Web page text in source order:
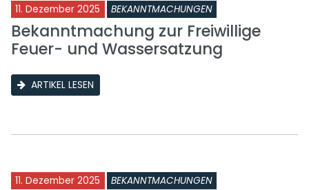
11. Dezember 2025 BEKANNTMACHUNGEN
Bekanntmachung zur Freiwillige
Feuer- und Wassersatzung
ARTIKEL LESEN
11. Dezember 2025 BEKANNTMACHUNGEN